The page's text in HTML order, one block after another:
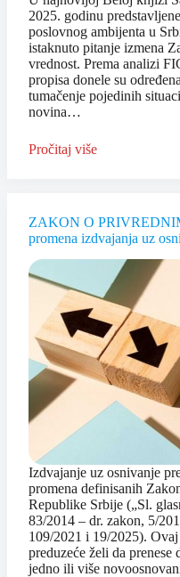
2025. godinu
poslovnog ambijenta u
istaknuto pitanje izmena
vrednost. Prema analizi
propisa donele su
tumačenje pojedinih
novina…
Pročitaj više
ZAKON O
promena izdvajanja uz
Izdvajanje uz osnivanje
promena definisanih
Republike Srbije („Sl.
83/2014 – dr. zakon, 5/
109/2021 i 19/2025).
preduzeće želi da
jedno ili više